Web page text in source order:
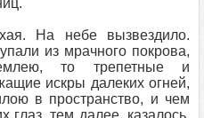
На небе вызвездило.
из мрачного покрова,
то трепетные и
искры далеких огней,
в пространство, и чем
глаз, тем далее, казалось,